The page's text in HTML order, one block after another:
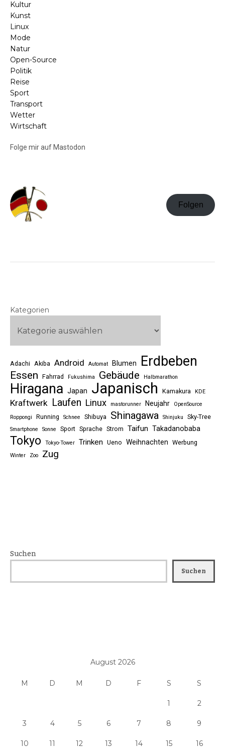
Kultur
Kunst
Linux
Mode
Natur
Open-Source
Politik
Reise
Sport
Transport
Wetter
Wirtschaft
Folge mir auf Mastodon
Folgen
Kategorien
Adachi Akiba Android Automat Blumen Erdbeben
Essen Fahrrad Fukushima Gebäude Halbmarathon
Hiragana Japan Japanisch Kamakura KDE
Kraftwerk Laufen Linux mastorunner Neujahr
OpenSource
Roppongi
Running Schnee Shibuya Shinagawa Shinjuku Sky-Tree
Smartphone Sonne Sport Sprache Strom Taifun Takadanobaba
Tokyo Tokyo-Tower Trinken Ueno Weihnachten Werbung
Winter Zoo Zug
Suchen
Suchen
August 2026
M D M D F S S
1 2
3 4 5 6 7 8 9
10 11 12 13 14 15 16